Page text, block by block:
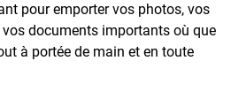
pour emporter vos photos, vos
documents importants où que
à portée de main et en toute